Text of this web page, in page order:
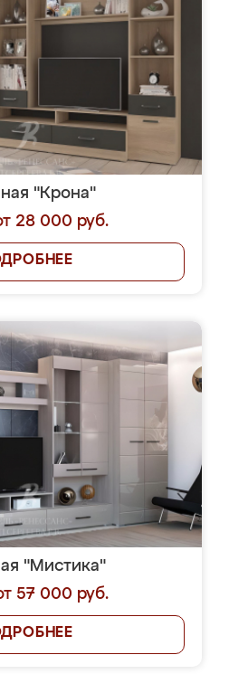
"Крона"
28 000 руб.
"Мистика"
57 000 руб.